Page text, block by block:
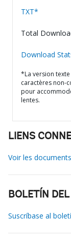
TXT*
Total
Download
*La version
caractères non-
pour
lentes.
LIENS
Voir les
BOLETÍN
Suscríbase al